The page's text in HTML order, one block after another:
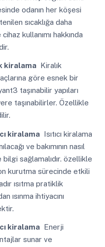
odanın her köşesi
sıcaklığa daha
kullanımı hakkında
kiralamaKiralık
göre esnek bir
taşınabilir yapıları
taşınabilirler. Özellikle
kiralamaIsıtıcı kiralama
ve bakımının nasıl
bilgi sağlamalıdır. özellikle
kurutma sürecinde etkili
ısıtma pratiklik
ısınma ihtiyacını
kiralamaEnerji
sunar ve